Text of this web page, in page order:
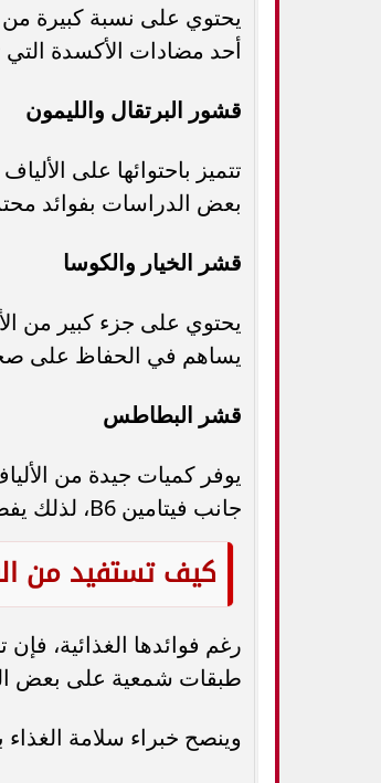
أحد مضادات الأكسدة
قشور البرتقال والليمون
بعض الدراسات بفوائد
قشر الخيار والكوسا
يساهم في الحفاظ على
قشر البطاطس
يوفر كميات جيدة من
جانب فيتامين B6، لذلك يفضل الاحتفاظ به عند الطهي إذا كانت البطاطس نظيفة وصالحة لذلك.
كيف تستفيد من
رغم فوائدها الغذائية،
طبقات شمعية على بعض
وينصح خبراء سلامة الغذاء